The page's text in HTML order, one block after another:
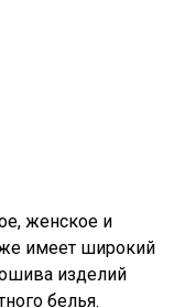
женское и
имеет широкий
изделий
белья.